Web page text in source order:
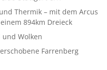
Thermik – mit dem Arcus
894km Dreieck
und Wolken
Farrenberg